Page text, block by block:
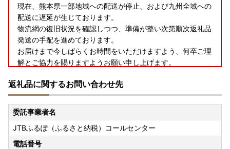
現在、熊本県一部地域への配送が停止、および九州全域への
配送に遅延が生じております。
物流網の復旧状況を確認しつつ、準備が整い次第順次返礼品
発送の手配を進めております。
お届けまで今しばらくお時間をいただけますよう、何卒ご理
解とご協力を賜りますようお願い申し上げます。
返礼品に関するお問い合わせ先
委託事業者名
JTBふるぽ（ふるさと納税）コールセンター
電話番号